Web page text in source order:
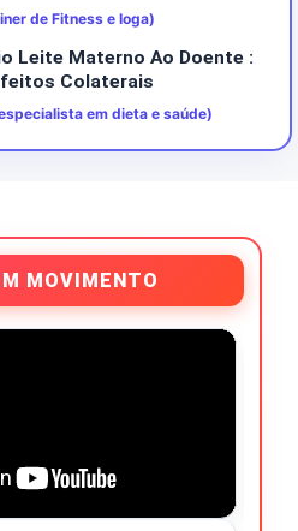
de Fitness e Ioga)
Leite Materno Ao Doente :
Colaterais
em dieta e saúde)
MOVIMENTO